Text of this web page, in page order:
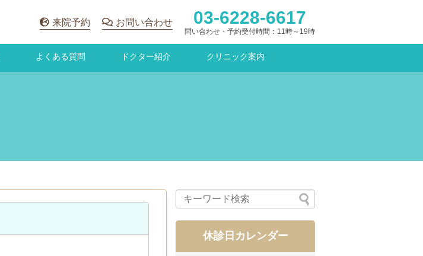
来院予約 お問い合わせ 03-6228-6617
問い合わせ・予約受付時間：11時～19時
よくある質問 ドクター紹介 クリニック案内
休診日カレンダー